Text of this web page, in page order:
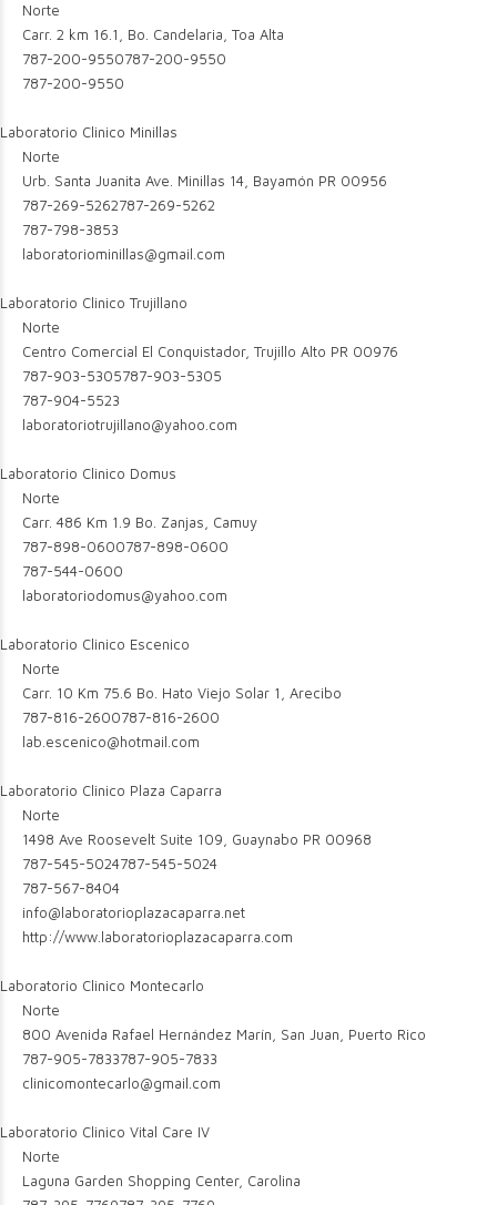
Norte
Carr. 2 km 16.1, Bo. Candelaria, Toa Alta
787-200-9550787-200-9550
787-200-9550
Laboratorio Clinico Minillas
Norte
Urb. Santa Juanita Ave. Minillas 14, Bayamón PR 00956
787-269-5262787-269-5262
787-798-3853
laboratoriominillas@gmail.com
Laboratorio Clinico Trujillano
Norte
Centro Comercial El Conquistador, Trujillo Alto PR 00976
787-903-5305787-903-5305
787-904-5523
laboratoriotrujillano@yahoo.com
Laboratorio Clinico Domus
Norte
Carr. 486 Km 1.9 Bo. Zanjas, Camuy
787-898-0600787-898-0600
787-544-0600
laboratoriodomus@yahoo.com
Laboratorio Clinico Escenico
Norte
Carr. 10 Km 75.6 Bo. Hato Viejo Solar 1, Arecibo
787-816-2600787-816-2600
lab.escenico@hotmail.com
Laboratorio Clinico Plaza Caparra
Norte
1498 Ave Roosevelt Suite 109, Guaynabo PR 00968
787-545-5024787-545-5024
787-567-8404
info@laboratorioplazacaparra.net
http://www.laboratorioplazacaparra.com
Laboratorio Clinico Montecarlo
Norte
800 Avenida Rafael Hernández Marín, San Juan, Puerto Rico
787-905-7833787-905-7833
clinicomontecarlo@gmail.com
Laboratorio Clinico Vital Care IV
Norte
Laguna Garden Shopping Center, Carolina